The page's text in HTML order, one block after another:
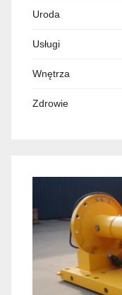
Uroda
Usługi
Wnętrza
Zdrowie